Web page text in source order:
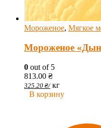
Мороженое, Мягкое
Мороженое
0 out of 5
813.00 ₴
325.20 ₴/ кг
В корзину